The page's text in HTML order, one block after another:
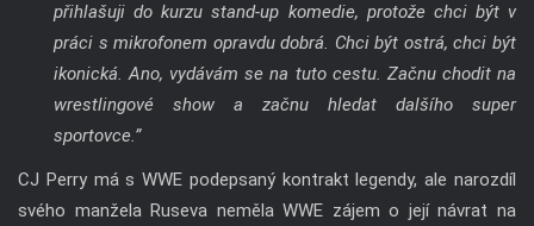
přihlašuji do kurzu stand-up komedie, protože chci být v
práci s mikrofonem opravdu dobrá. Chci být ostrá, chci být
ikonická. Ano, vydávám se na tuto cestu. Začnu chodit na
wrestlingové show a začnu hledat dalšího super
sportovce.”
CJ Perry má s WWE podepsaný kontrakt legendy, ale narozdíl
svého manžela Ruseva neměla WWE zájem o její návrat na